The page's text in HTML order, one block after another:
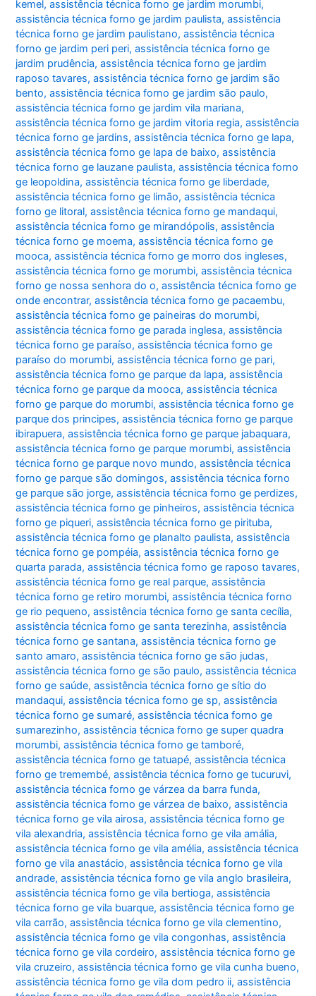
kemel,assistência técnica forno ge jardim morumbi,
assistência técnica forno ge jardim paulista,assistência
técnica forno ge jardim paulistano,assistência técnica
forno ge jardim peri peri,assistência técnica forno ge
jardim prudência,assistência técnica forno ge jardim
raposo tavares,assistência técnica forno ge jardim são
bento,assistência técnica forno ge jardim são paulo,
assistência técnica forno ge jardim vila mariana,
assistência técnica forno ge jardim vitoria regia,assistência
técnica forno ge jardins,assistência técnica forno ge lapa,
assistência técnica forno ge lapa de baixo,assistência
técnica forno ge lauzane paulista,assistência técnica forno
ge leopoldina,assistência técnica forno ge liberdade,
assistência técnica forno ge limão,assistência técnica
forno ge litoral,assistência técnica forno ge mandaqui,
assistência técnica forno ge mirandópolis,assistência
técnica forno ge moema,assistência técnica forno ge
mooca,assistência técnica forno ge morro dos ingleses,
assistência técnica forno ge morumbi,assistência técnica
forno ge nossa senhora do o,assistência técnica forno ge
onde encontrar,assistência técnica forno ge pacaembu,
assistência técnica forno ge paineiras do morumbi,
assistência técnica forno ge parada inglesa,assistência
técnica forno ge paraíso,assistência técnica forno ge
paraíso do morumbi,assistência técnica forno ge pari,
assistência técnica forno ge parque da lapa,assistência
técnica forno ge parque da mooca,assistência técnica
forno ge parque do morumbi,assistência técnica forno ge
parque dos principes,assistência técnica forno ge parque
ibirapuera,assistência técnica forno ge parque jabaquara,
assistência técnica forno ge parque morumbi,assistência
técnica forno ge parque novo mundo,assistência técnica
forno ge parque são domingos,assistência técnica forno
ge parque são jorge,assistência técnica forno ge perdizes,
assistência técnica forno ge pinheiros,assistência técnica
forno ge piqueri,assistência técnica forno ge pirituba,
assistência técnica forno ge planalto paulista,assistência
técnica forno ge pompéia,assistência técnica forno ge
quarta parada,assistência técnica forno ge raposo tavares,
assistência técnica forno ge real parque,assistência
técnica forno ge retiro morumbi,assistência técnica forno
ge rio pequeno,assistência técnica forno ge santa cecília,
assistência técnica forno ge santa terezinha,assistência
técnica forno ge santana,assistência técnica forno ge
santo amaro,assistência técnica forno ge são judas,
assistência técnica forno ge são paulo,assistência técnica
forno ge saúde,assistência técnica forno ge sítio do
mandaqui,assistência técnica forno ge sp,assistência
técnica forno ge sumaré,assistência técnica forno ge
sumarezinho,assistência técnica forno ge super quadra
morumbi,assistência técnica forno ge tamboré,
assistência técnica forno ge tatuapé,assistência técnica
forno ge tremembé,assistência técnica forno ge tucuruvi,
assistência técnica forno ge várzea da barra funda,
assistência técnica forno ge várzea de baixo,assistência
técnica forno ge vila airosa,assistência técnica forno ge
vila alexandria,assistência técnica forno ge vila amália,
assistência técnica forno ge vila amélia,assistência técnica
forno ge vila anastácio,assistência técnica forno ge vila
andrade,assistência técnica forno ge vila anglo brasileira,
assistência técnica forno ge vila bertioga,assistência
técnica forno ge vila buarque,assistência técnica forno ge
vila carrão,assistência técnica forno ge vila clementino,
assistência técnica forno ge vila congonhas,assistência
técnica forno ge vila cordeiro,assistência técnica forno ge
vila cruzeiro,assistência técnica forno ge vila cunha bueno,
assistência técnica forno ge vila dom pedro ii,assistência